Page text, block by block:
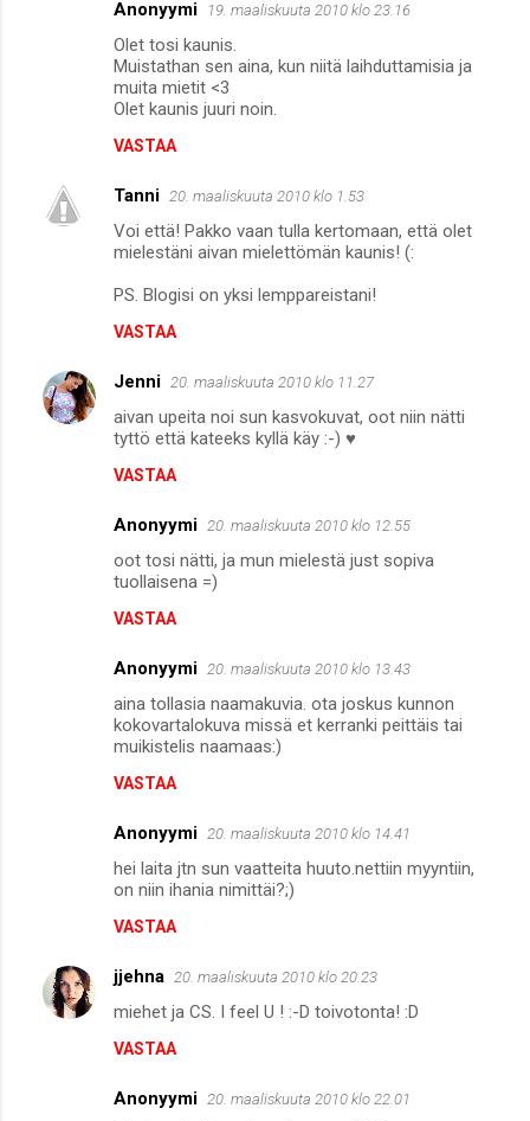
Anonyymi 19. maaliskuuta 2010 klo 23.16
Olet tosi kaunis.
Muistathan sen aina, kun niitä laihduttamisia ja
muita mietit <3
Olet kaunis juuri noin.
VASTAA
Tanni 20. maaliskuuta 2010 klo 1.53
Voi että! Pakko vaan tulla kertomaan, että olet
mielestäni aivan mielettömän kaunis! (:
PS. Blogisi on yksi lemppareistani!
VASTAA
Jenni 20. maaliskuuta 2010 klo 11.27
aivan upeita noi sun kasvokuvat, oot niin nätti
tyttö että kateeks kyllä käy :-) ♥
VASTAA
Anonyymi 20. maaliskuuta 2010 klo 12.55
oot tosi nätti, ja mun mielestä just sopiva
tuollaisena =)
VASTAA
Anonyymi 20. maaliskuuta 2010 klo 13.43
aina tollasia naamakuvia. ota joskus kunnon
kokovartalokuva missä et kerranki peittäis tai
muikistelis naamaas:)
VASTAA
Anonyymi 20. maaliskuuta 2010 klo 14.41
hei laita jtn sun vaatteita huuto.nettiin myyntiin,
on niin ihania nimittäi?;)
VASTAA
jjehna 20. maaliskuuta 2010 klo 20.23
miehet ja CS. I feel U ! :-D toivotonta! :D
VASTAA
Anonyymi 20. maaliskuuta 2010 klo 22.01